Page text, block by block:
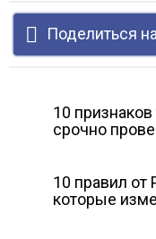
Поделиться
10
срочно
10 правил от
которые